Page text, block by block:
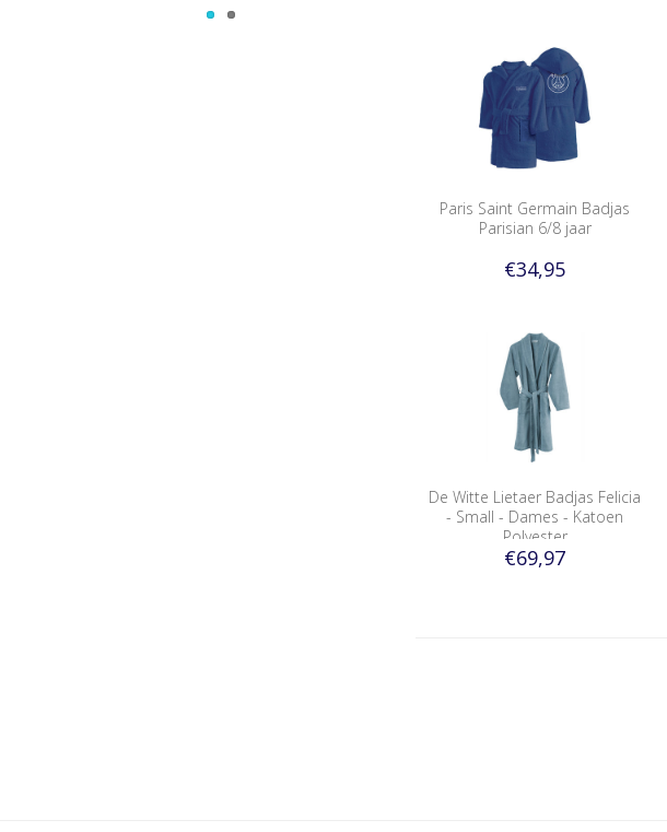
Paris Saint Germain Badjas
Parisian 6/8 jaar
€34,95
De Witte Lietaer Badjas Felicia
- Small - Dames - Katoen
Polyester
€69,97